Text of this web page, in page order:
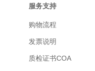
服务支持
购物流程
发票说明
质检证书COA